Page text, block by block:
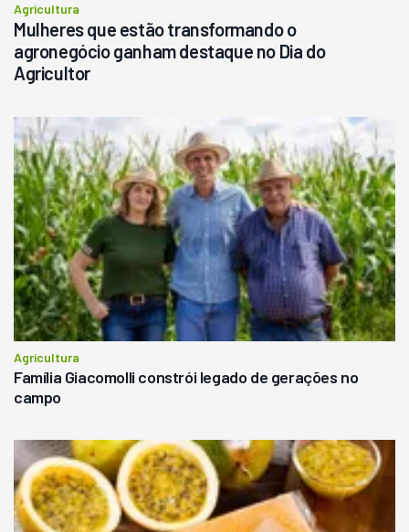
Agricultura
Mulheres que estão transformando o
agronegócio ganham destaque no Dia do
Agricultor
Agricultura
Família Giacomolli constrói legado de gerações no
campo